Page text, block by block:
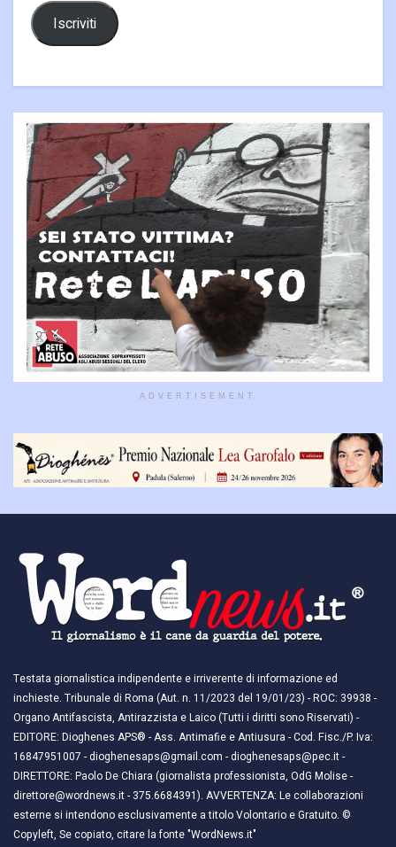
Iscriviti
ADVERTISEMENT
Testata giornalistica indipendente e irriverente di informazione ed
inchieste. Tribunale di Roma (Aut. n. 11/2023 del 19/01/23) - ROC: 39938 -
Organo Antifascista, Antirazzista e Laico (Tutti i diritti sono Riservati) -
EDITORE: Dioghenes APS® - Ass. Antimafie e Antiusura - Cod. Fisc./P. Iva:
16847951007 - dioghenesaps@gmail.com - dioghenesaps@pec.it - ​​
DIRETTORE: Paolo De Chiara (giornalista professionista, OdG Molise -
direttore@wordnews.it - ​​375.6684391). AVVERTENZA: Le collaborazioni
esterne si intendono esclusivamente a titolo Volontario e Gratuito. ©
Copyleft, Se copiato, citare la fonte "WordNews.it"